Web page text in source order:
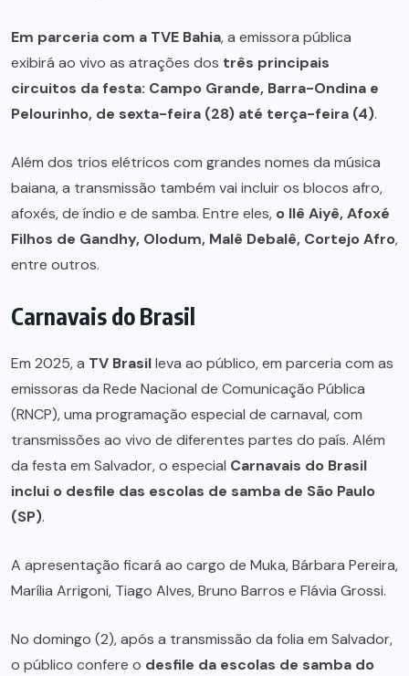
Em parceria com a TVE Bahia, a emissora pública
exibirá ao vivo as atrações dos três principais
circuitos da festa: Campo Grande, Barra-Ondina e
Pelourinho, de sexta-feira (28) até terça-feira (4).
Além dos trios elétricos com grandes nomes da música
baiana, a transmissão também vai incluir os blocos afro,
afoxés, de índio e de samba. Entre eles, o Ilê Aiyê, Afoxé
Filhos de Gandhy, Olodum, Malê Debalê, Cortejo Afro,
entre outros.
Carnavais do Brasil
Em 2025, a TV Brasilleva ao público, em parceria com as
emissoras da Rede Nacional de Comunicação Pública
(RNCP), uma programação especial de carnaval, com
transmissões ao vivo de diferentes partes do país. Além
da festa em Salvador, o especial Carnavais do Brasil
inclui o desfile das escolas de samba de São Paulo
(SP).
A apresentação ficará ao cargo de Muka, Bárbara Pereira,
Marília Arrigoni, Tiago Alves, Bruno Barros e Flávia Grossi.
No domingo (2), após a transmissão da folia em Salvador,
o público confere o desfile da escolas de samba do